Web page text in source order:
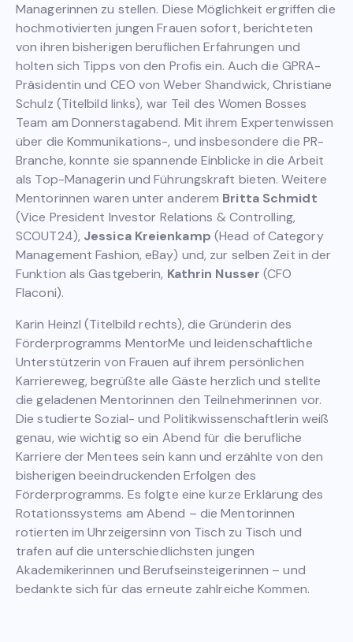
Managerinnen zu stellen. Diese Möglichkeit ergriffen die
hochmotivierten jungen Frauen sofort, berichteten
von ihren bisherigen beruflichen Erfahrungen und
holten sich Tipps von den Profis ein. Auch die GPRA-
Präsidentin und CEO von Weber Shandwick, Christiane
Schulz (Titelbild links), war Teil des Women Bosses
Team am Donnerstagabend. Mit ihrem Expertenwissen
über die Kommunikations-, und insbesondere die PR-
Branche, konnte sie spannende Einblicke in die Arbeit
als Top-Managerin und Führungskraft bieten. Weitere
Mentorinnen waren unter anderem Britta Schmidt
(Vice President Investor Relations & Controlling,
SCOUT24), Jessica Kreienkamp (Head of Category
Management Fashion, eBay) und, zur selben Zeit in der
Funktion als Gastgeberin, Kathrin Nusser (CFO
Flaconi).
Karin Heinzl (Titelbild rechts), die Gründerin des
Förderprogramms MentorMe und leidenschaftliche
Unterstützerin von Frauen auf ihrem persönlichen
Karriereweg, begrüßte alle Gäste herzlich und stellte
die geladenen Mentorinnen den Teilnehmerinnen vor.
Die studierte Sozial- und Politikwissenschaftlerin weiß
genau, wie wichtig so ein Abend für die berufliche
Karriere der Mentees sein kann und erzählte von den
bisherigen beeindruckenden Erfolgen des
Förderprogramms. Es folgte eine kurze Erklärung des
Rotationssystems am Abend – die Mentorinnen
rotierten im Uhrzeigersinn von Tisch zu Tisch und
trafen auf die unterschiedlichsten jungen
Akademikerinnen und Berufseinsteigerinnen – und
bedankte sich für das erneute zahlreiche Kommen.